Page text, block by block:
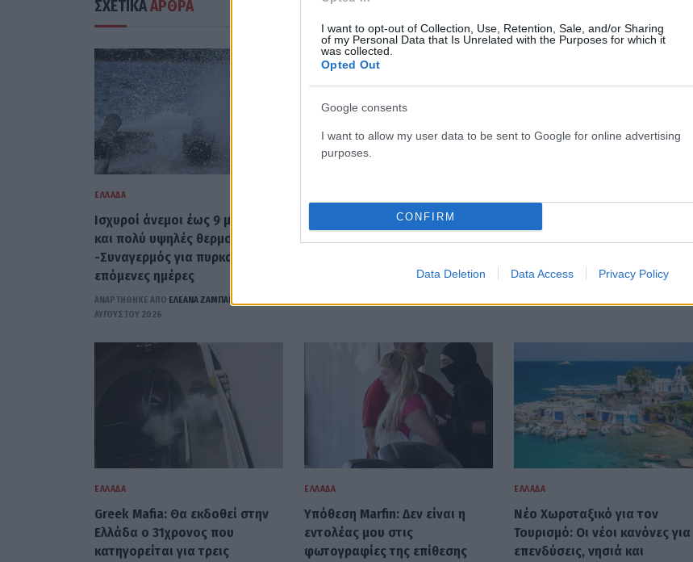
I want to opt-out of Collection, Use, Retention, Sale, and/or Sharing
of my Personal Data that Is Unrelated with the Purposes for which it
was collected.
Opted Out
Google consents
I want to allow my user data to be sent to Google for online advertising
purposes.
CONFIRM
Data Deletion Data Access Privacy Policy
ΣΧΕΤΙΚΑΑΡΘΡΑ
ΕΛΛΆΔΑ
Ισχυροί άνεμοι έως 9 μποφόρ
και πολύ υψηλές θερμοκρασίες
-Συναγερμός για πυρκαγιές τις
επόμενες ημέρες
ΑΝΑΡΤΗΘΗΚΕ ΑΠΟ ΕΛΕΑΝΑ ΖΑΜΠΑΡΑ
ΑΥΓΟΎΣΤΟΥ 2026
Χαλκιδική: Τραυματίστηκε
8χρονος στο κεφάλι μετά από
Εντοπίστηκε σορός σε σπηλιά
ΑΝΑΡΤΗΘΗΚΕ ΑΠΟ ΕΛΕΑΝΑ ΖΑΜΠΑΡΑ
ΕΛΛΆΔΑ
Greek Mafia: Θα εκδοθεί στην
Ελλάδα ο 31χρονος που
κατηγορείται για τρεις
ΕΛΛΆΔΑ
Υπόθεση Marfin: Δεν είναι η
εντολέας μου στις
φωτογραφίες της επίθεσης
ΕΛΛΆΔΑ
Νέο Χωροταξικό για τον
Τουρισμό: Οι νέοι κανόνες για
επενδύσεις, νησιά και